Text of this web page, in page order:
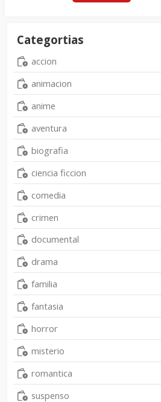
Categortias
accion
animacion
anime
aventura
biografia
ciencia ficcion
comedia
crimen
documental
drama
familia
fantasia
horror
misterio
romantica
suspenso